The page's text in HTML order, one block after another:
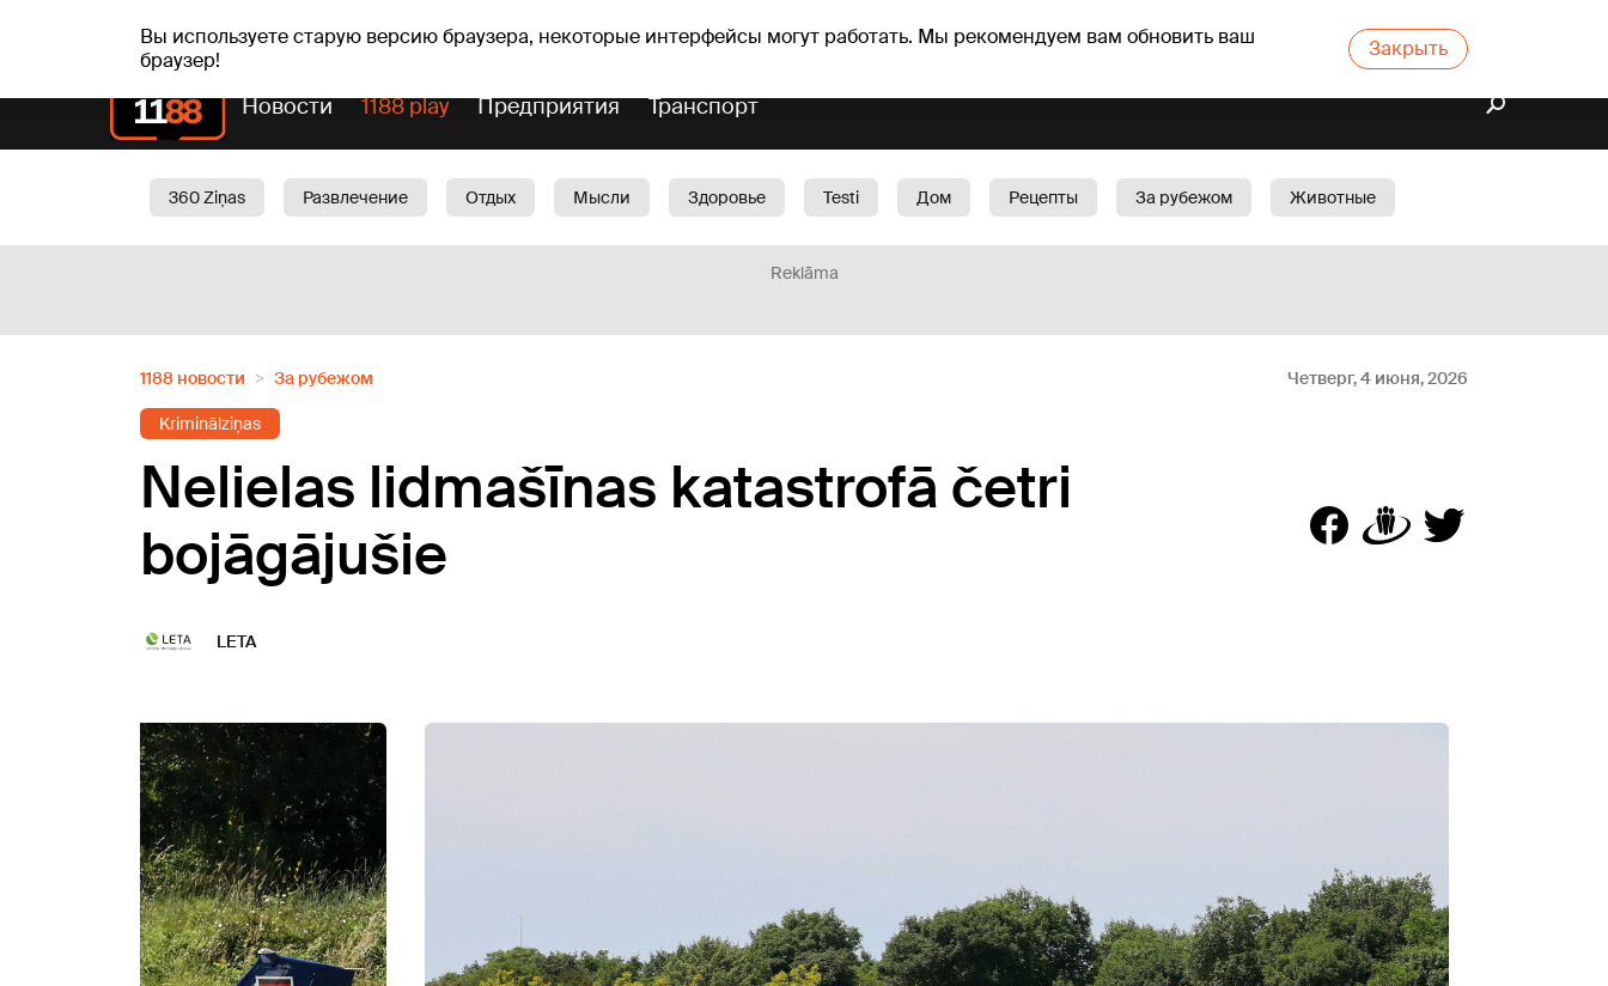
Вы используете старую версию браузера, некоторые интерфейсы могут работать. Мы рекомендуем вам обновить ваш
браузер!
Закрыть
пт, 07.08.2026. +19°C Alfrēds, Fredis, Madars Прогноз погоды Гороскопы
Новости 1188 play Предприятия Транспорт
360 Ziņas Развлечение Отдых Мысли Здоровье Testi Дом Рецепты За рубежом
Животные
Reklāma
1188 новости За рубежом Четверг, 4 июня, 2026
Kriminālziņas
Nelielas lidmašīnas katastrofā četri
bojāgājušie
LETA